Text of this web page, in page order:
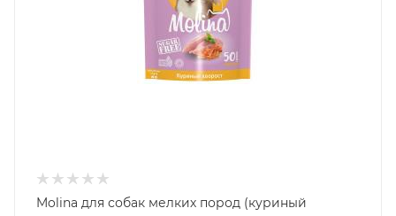
Molina для собак мелких пород (куриный